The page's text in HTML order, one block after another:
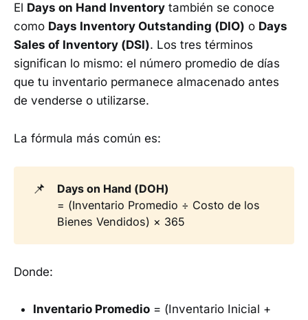
El Days on Hand Inventory también se conoce
como Days Inventory Outstanding (DIO) o Days
Sales of Inventory (DSI). Los tres términos
significan lo mismo: el número promedio de días
que tu inventario permanece almacenado antes
de venderse o utilizarse.
La fórmula más común es:
📌
Days on Hand (DOH)
= (Inventario Promedio ÷ Costo de los
Bienes Vendidos) × 365
Donde:
Inventario Promedio = (Inventario Inicial +